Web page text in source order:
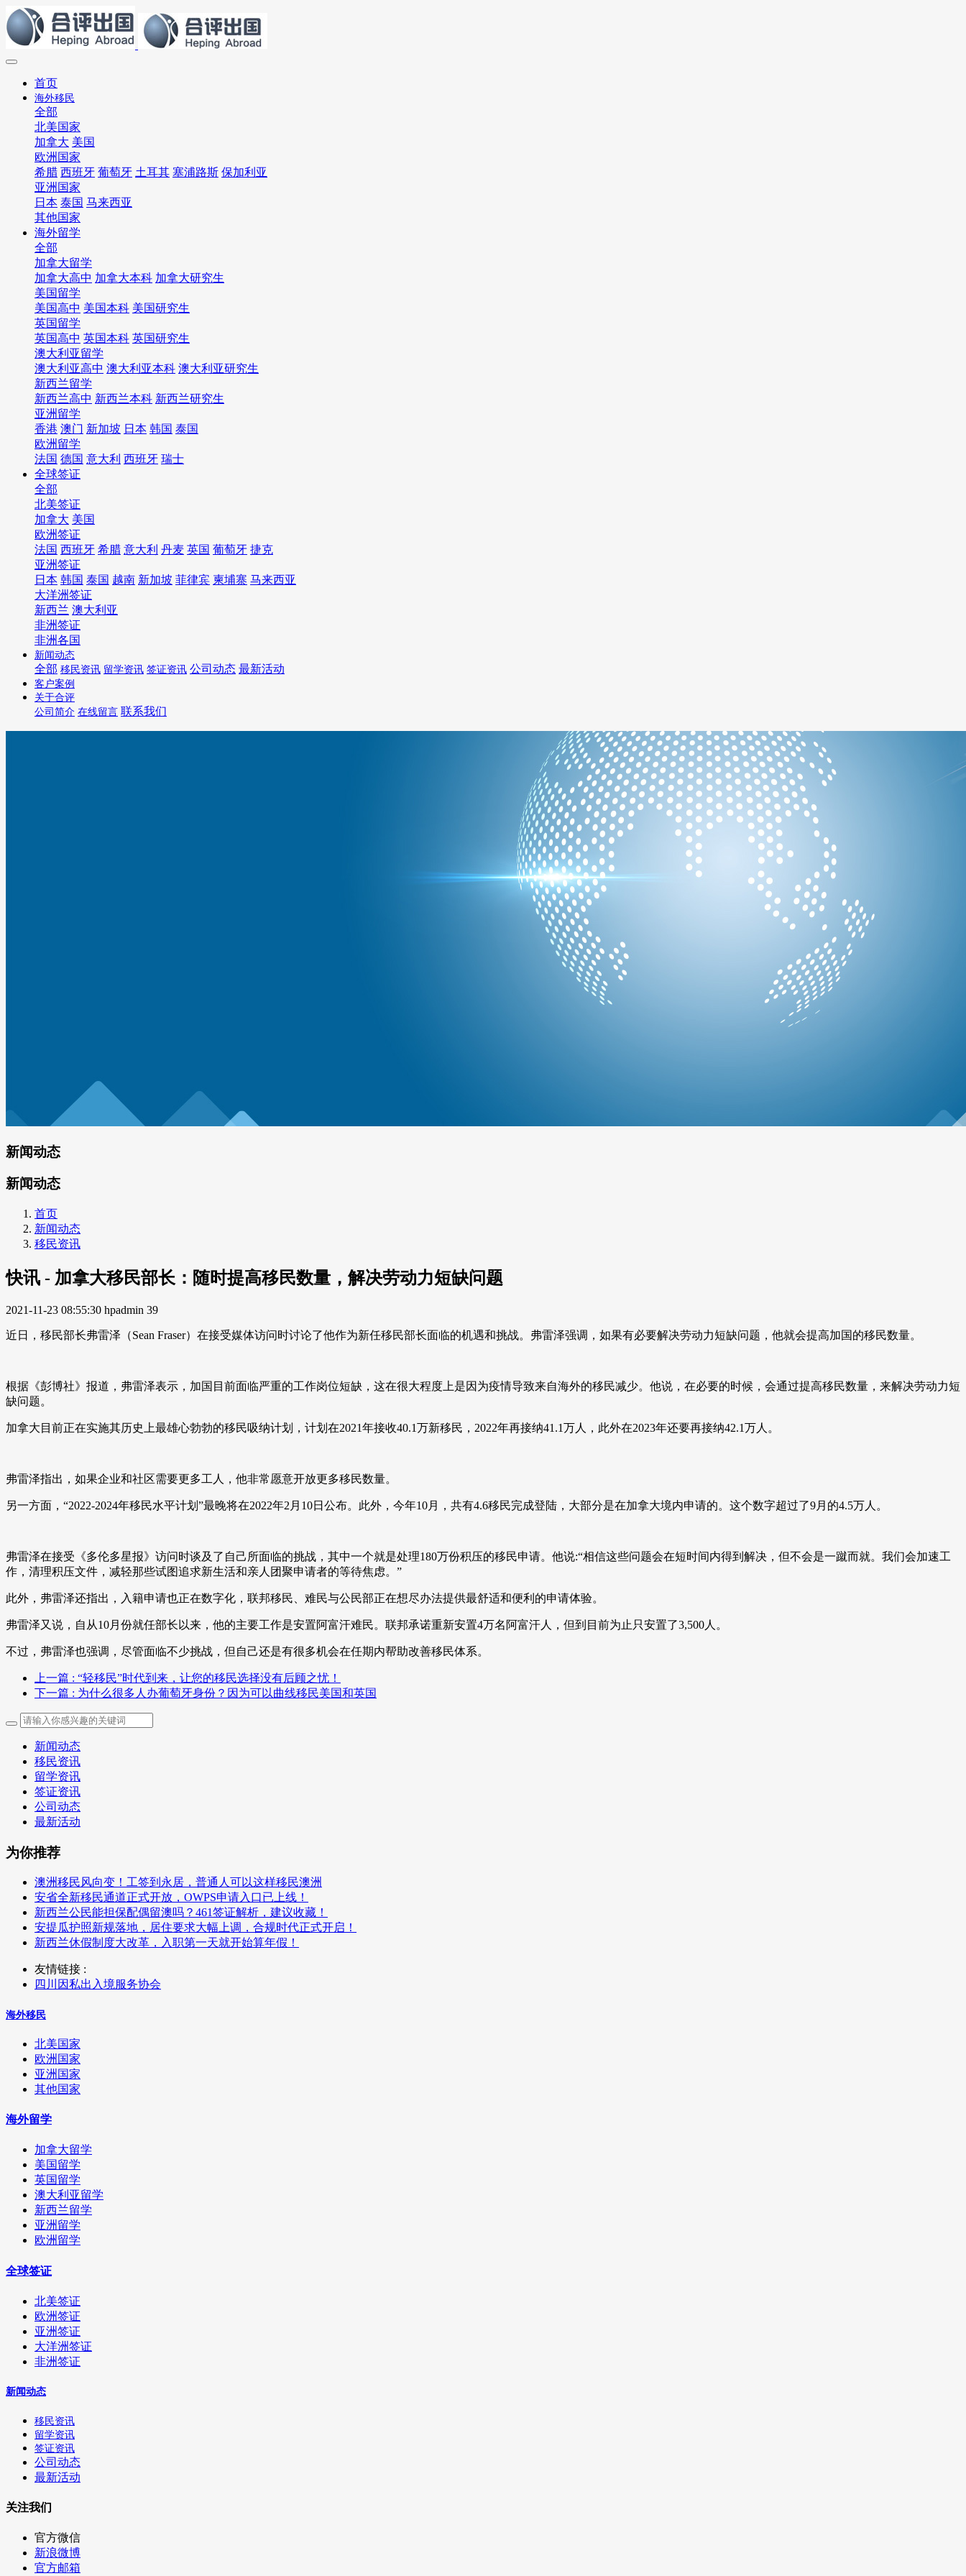
首页
海外移民
全部
北美国家
加拿大 美国
欧洲国家
希腊 西班牙 葡萄牙 土耳其 塞浦路斯 保加利亚
亚洲国家
日本 泰国 马来西亚
其他国家
海外留学
全部
加拿大留学
加拿大高中 加拿大本科 加拿大研究生
美国留学
美国高中 美国本科 美国研究生
英国留学
英国高中 英国本科 英国研究生
澳大利亚留学
澳大利亚高中 澳大利亚本科 澳大利亚研究生
新西兰留学
新西兰高中 新西兰本科 新西兰研究生
亚洲留学
香港 澳门 新加坡 日本 韩国 泰国
欧洲留学
法国 德国 意大利 西班牙 瑞士
全球签证
全部
北美签证
加拿大 美国
欧洲签证
法国 西班牙 希腊 意大利 丹麦 英国 葡萄牙 捷克
亚洲签证
日本 韩国 泰国 越南 新加坡 菲律宾 柬埔寨 马来西亚
大洋洲签证
新西兰 澳大利亚
非洲签证
非洲各国
新闻动态
全部 移民资讯 留学资讯 签证资讯 公司动态 最新活动
客户案例
关于合评
公司简介 在线留言 联系我们
新闻动态
新闻动态
首页
新闻动态
移民资讯
快讯 - 加拿大移民部长：随时提高移民数量，解决劳动力短缺问题
2021-11-23 08:55:30 hpadmin 39
近日，移民部长弗雷泽（Sean Fraser）在接受媒体访问时讨论了他作为新任移民部长面临的机遇和挑战。弗雷泽强调，如果有必要解决劳动力短缺问题，他就会提高加国的移民数量。
根据《彭博社》报道，弗雷泽表示，加国目前面临严重的工作岗位短缺，这在很大程度上是因为疫情导致来自海外的移民减少。他说，在必要的时候，会通过提高移民数量，来解决劳动力短
缺问题。
加拿大目前正在实施其历史上最雄心勃勃的移民吸纳计划，计划在2021年接收40.1万新移民，2022年再接纳41.1万人，此外在2023年还要再接纳42.1万人。
弗雷泽指出，如果企业和社区需要更多工人，他非常愿意开放更多移民数量。
另一方面，“2022-2024年移民水平计划”最晚将在2022年2月10日公布。此外，今年10月，共有4.6移民完成登陆，大部分是在加拿大境内申请的。这个数字超过了9月的4.5万人。
弗雷泽在接受《多伦多星报》访问时谈及了自己所面临的挑战，其中一个就是处理180万份积压的移民申请。他说:“相信这些问题会在短时间内得到解决，但不会是一蹴而就。我们会加速工
作，清理积压文件，减轻那些试图追求新生活和亲人团聚申请者的等待焦虑。”
此外，弗雷泽还指出，入籍申请也正在数字化，联邦移民、难民与公民部正在想尽办法提供最舒适和便利的申请体验。
弗雷泽又说，自从10月份就任部长以来，他的主要工作是安置阿富汗难民。联邦承诺重新安置4万名阿富汗人，但到目前为止只安置了3,500人。
不过，弗雷泽也强调，尽管面临不少挑战，但自己还是有很多机会在任期内帮助改善移民体系。
上一篇 : “轻移民”时代到来，让您的移民选择没有后顾之忧！
下一篇 : 为什么很多人办葡萄牙身份？因为可以曲线移民美国和英国
新闻动态
移民资讯
留学资讯
签证资讯
公司动态
最新活动
为你推荐
澳洲移民风向变！工签到永居，普通人可以这样移民澳洲
安省全新移民通道正式开放，OWPS申请入口已上线！
新西兰公民能担保配偶留澳吗？461签证解析，建议收藏！
安提瓜护照新规落地，居住要求大幅上调，合规时代正式开启！
新西兰休假制度大改革，入职第一天就开始算年假！
友情链接 :
四川因私出入境服务协会
海外移民
北美国家
欧洲国家
亚洲国家
其他国家
海外留学
加拿大留学
美国留学
英国留学
澳大利亚留学
新西兰留学
亚洲留学
欧洲留学
全球签证
北美签证
欧洲签证
亚洲签证
大洋洲签证
非洲签证
新闻动态
移民资讯
留学资讯
签证资讯
公司动态
最新活动
关注我们
官方微信
新浪微博
官方邮箱